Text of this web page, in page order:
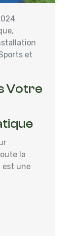
,
et
Votre
la
est une